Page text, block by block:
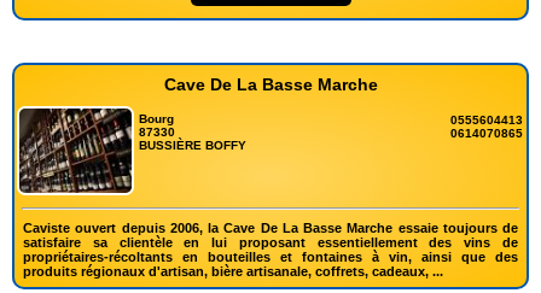
Cave De La Basse Marche
Bourg
87330
BUSSIÈRE BOFFY
0555604413
0614070865
Caviste ouvert depuis 2006, la Cave De La Basse Marche essaie toujours de
satisfaire sa clientèle en lui proposant essentiellement des vins de
propriétaires-récoltants en bouteilles et fontaines à vin, ainsi que des
produits régionaux d'artisan, bière artisanale, coffrets, cadeaux, ...